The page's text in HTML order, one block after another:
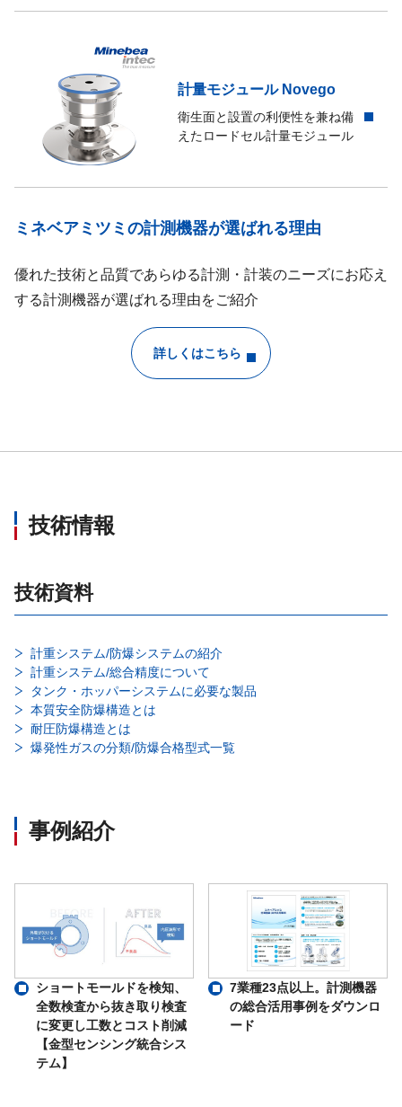
計量モジュール Novego
衛生面と設置の利便性を兼ね備
えたロードセル計量モジュール
ミネベアミツミの計測機器が選ばれる理由
優れた技術と品質であらゆる計測・計装のニーズにお応え
する計測機器が選ばれる理由をご紹介
詳しくはこちら
技術情報
技術資料
計重システム/防爆システムの紹介
計重システム/総合精度について
タンク・ホッパーシステムに必要な製品
本質安全防爆構造とは
耐圧防爆構造とは
爆発性ガスの分類/防爆合格型式一覧
事例紹介
ショートモールドを検知、
全数検査から抜き取り検査
に変更し工数とコスト削減
【金型センシング統合シス
テム】
7業種23点以上。計測機器
の総合活用事例をダウンロ
ード